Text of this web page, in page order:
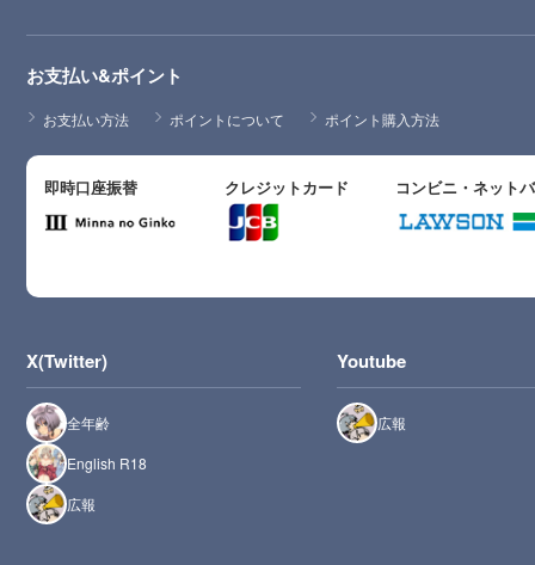
お支払い&ポイント
お支払い方法 ポイントについて ポイント購入方法
即時口座振替 クレジットカード コンビニ・ネット
X(Twitter)
全年齢
English R18
広報
Youtube
広報